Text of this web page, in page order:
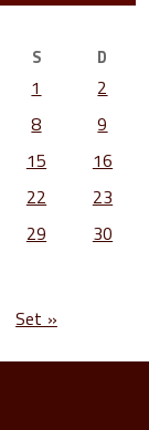
S D
1
2
8
9
15
16
22
23
29
30
Set »